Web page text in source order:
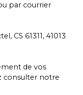
par courrier
CS 61311, 41013
de vos
consulter notre